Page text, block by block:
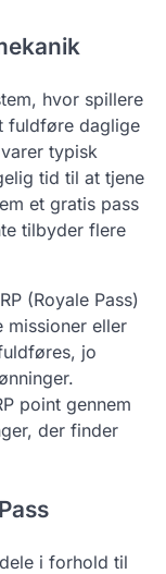
hvor spillere
fuldføre daglige
typisk
tid til at tjene
et gratis pass
tilbyder flere
(Royale Pass)
missioner eller
jo
point gennem
der finder
i forhold til